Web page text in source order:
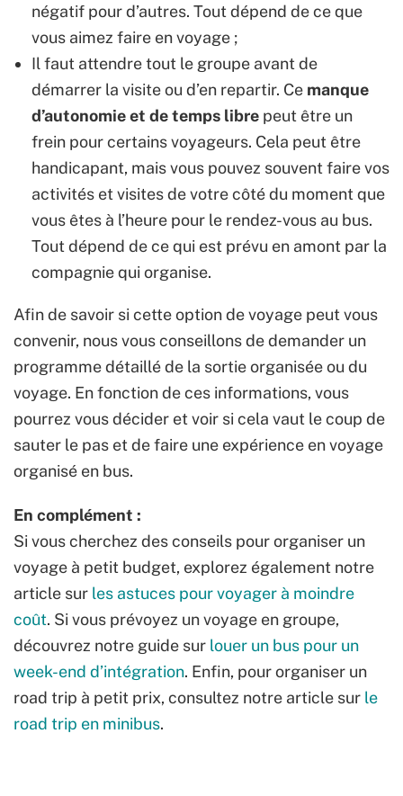
négatif pour d’autres. Tout dépend de ce que
vous aimez faire en voyage ;
Il faut attendre tout le groupe avant de
démarrer la visite ou d’en repartir. Ce manque
d’autonomie et de temps libre peut être un
frein pour certains voyageurs. Cela peut être
handicapant, mais vous pouvez souvent faire vos
activités et visites de votre côté du moment que
vous êtes à l’heure pour le rendez-vous au bus.
Tout dépend de ce qui est prévu en amont par la
compagnie qui organise.
Afin de savoir si cette option de voyage peut vous
convenir, nous vous conseillons de demander un
programme détaillé de la sortie organisée ou du
voyage. En fonction de ces informations, vous
pourrez vous décider et voir si cela vaut le coup de
sauter le pas et de faire une expérience en voyage
organisé en bus.
En complément :
Si vous cherchez des conseils pour organiser un
voyage à petit budget, explorez également notre
article sur les astuces pour voyager à moindre
coût. Si vous prévoyez un voyage en groupe,
découvrez notre guide sur louer un bus pour un
week-end d’intégration. Enfin, pour organiser un
road trip à petit prix, consultez notre article sur le
road trip en minibus.